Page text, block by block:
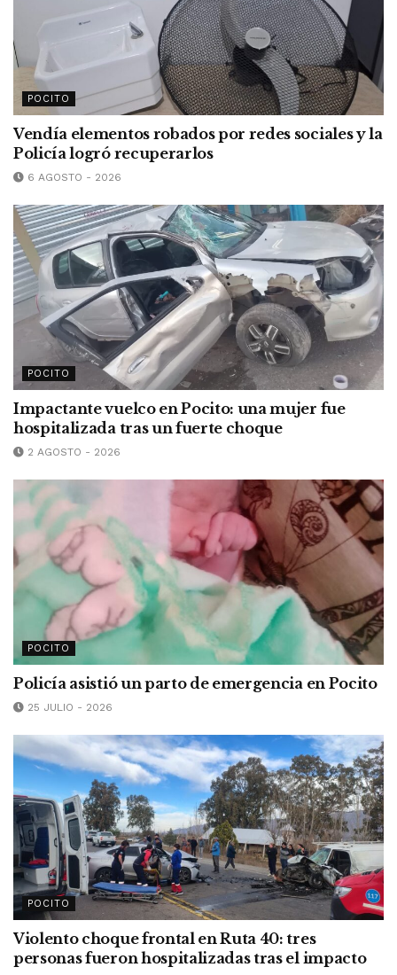
POCITO
Vendía elementos robados por redes sociales y la
Policía logró recuperarlos
6 AGOSTO - 2026
POCITO
Impactante vuelco en Pocito: una mujer fue
hospitalizada tras un fuerte choque
2 AGOSTO - 2026
POCITO
Policía asistió un parto de emergencia en Pocito
25 JULIO - 2026
POCITO
Violento choque frontal en Ruta 40: tres
personas fueron hospitalizadas tras el impacto